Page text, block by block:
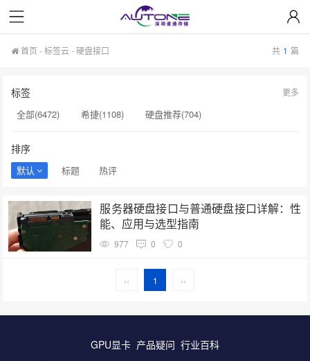
首页 -标签云- 硬盘接口 共 1 篇
标签
全部(6472) 希捷(1108)
硬盘推荐(704)
NAS硬盘(593)
希捷硬盘(553)
4TB移动硬盘(1)
经销商(1)
西部数据硬盘​(1)
企业级硬盘批发价(1)
西数硬盘出厂价(1)
更多
排序
默认 标题 热评
服务器硬盘接口与普通硬盘接口详解：性
能、应用与选型指南
977 0 0
‹‹ 1 ››
GPU显卡 产品疑问 行业百科